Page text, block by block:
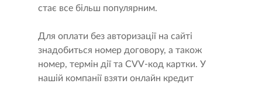
стає все більш популярним.
Для оплати без авторизації на сайті
знадобиться номер договору, а також
номер, термін дії та СVV-код картки. У
нашій компанії взяти онлайн кредит